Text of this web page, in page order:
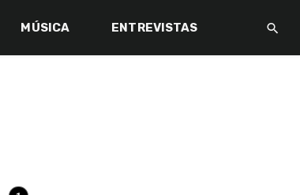
MÚSICA ENTREVISTAS BACK IN